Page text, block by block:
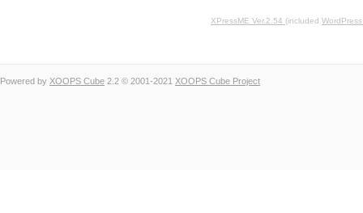
XPressME Ver.2.54 (included
Powered by XOOPS Cube 2.2 © 2001-2021 XOOPS Cube Project